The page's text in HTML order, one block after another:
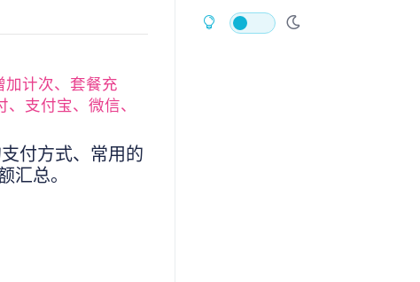
加计次、套餐充
支付宝、微信、
付方式、常用的
汇总。